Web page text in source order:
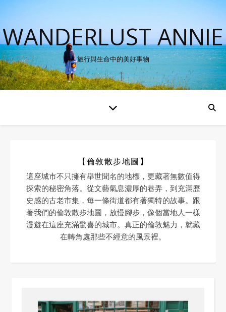
WANDERLUST ANNIE
旅行與生命中的美好事物
【倫敦散步地圖】
這座城市不只擁有舉世聞名的地標，更藏著無數值得
探索的秘密角落。從文藝氣息濃厚的巷弄，到充滿歷
史感的古老市集，每一條街道都有著獨特的故事。跟
著我們的倫敦散步地圖，放慢腳步，像個當地人一樣
漫遊在這座充滿驚喜的城市。真正的倫敦魅力，就藏
在轉角處那些不經意的風景裡。